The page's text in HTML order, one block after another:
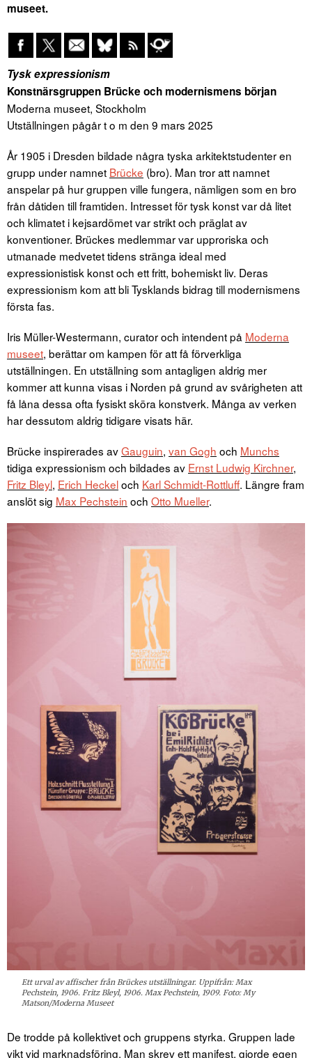
museet.
Tysk expressionism
Konstnärsgruppen Brücke och modernismens början
Moderna museet, Stockholm
Utställningen pågår t o m den 9 mars 2025
År 1905 i Dresden bildade några tyska arkitektstudenter en
grupp under namnet Brücke (bro). Man tror att namnet
anspelar på hur gruppen ville fungera, nämligen som en bro
från dåtiden till framtiden. Intresset för tysk konst var då litet
och klimatet i kejsardömet var strikt och präglat av
konventioner. Brückes medlemmar var upproriska och
utmanade medvetet tidens stränga ideal med
expressionistisk konst och ett fritt, bohemiskt liv. Deras
expressionism kom att bli Tysklands bidrag till modernismens
första fas.
Iris Müller-Westermann, curator och intendent på Moderna
museet, berättar om kampen för att få förverkliga
utställningen. En utställning som antagligen aldrig mer
kommer att kunna visas i Norden på grund av svårigheten att
få låna dessa ofta fysiskt sköra konstverk. Många av verken
har dessutom aldrig tidigare visats här.
Brücke inspirerades avGauguin, van Gogh och Munchs
tidiga expressionism och bildades av Ernst Ludwig Kirchner,
Fritz Bleyl, Erich Heckeloch Karl Schmidt-Rottluff. Längre fram
anslöt sig Max Pechstein och Otto Mueller.
Ett urval av affischer från Brückes utställningar. Uppifrån: Max
Pechstein, 1906. Fritz Bleyl, 1906. Max Pechstein, 1909. Foto: My
Matson/Moderna Museet
De trodde på kollektivet och gruppens styrka. Gruppen lade
vikt vid marknadsföring. Man skrev ett manifest, gjorde egen